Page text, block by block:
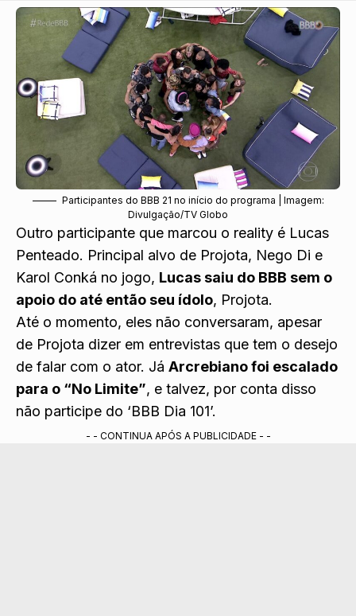
Participantes do BBB 21 no início do programa | Imagem:
Divulgação/TV Globo
Outro participante que marcou o reality é Lucas
Penteado. Principal alvo de Projota, Nego Di e
Karol Conká no jogo, Lucas saiu do BBB sem o
apoio do até então seu ídolo, Projota.
Até o momento, eles não conversaram, apesar
de Projota dizer em entrevistas que tem o desejo
de falar com o ator. Já Arcrebiano foi escalado
para o “No Limite”, e talvez, por conta disso
não participe do ‘BBB Dia 101’.
- - CONTINUA APÓS A PUBLICIDADE - -